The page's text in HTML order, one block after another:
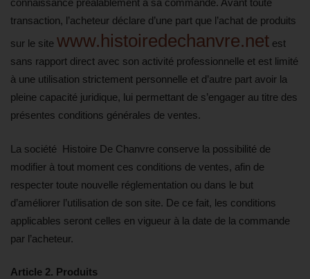
connaissance préalablement à sa commande. Avant toute
transaction, l’acheteur déclare d’une part que l’achat de produits
sur le site www.histoiredechanvre.net est
sans rapport direct avec son activité professionnelle et est limité
à une utilisation strictement personnelle et d’autre part avoir la
pleine capacité juridique, lui permettant de s’engager au titre des
présentes conditions générales de ventes.
La société Histoire De Chanvre conserve la possibilité de
modifier à tout moment ces conditions de ventes, afin de
respecter toute nouvelle réglementation ou dans le but
d’améliorer l’utilisation de son site. De ce fait, les conditions
applicables seront celles en vigueur à la date de la commande
par l’acheteur.
Article 2. Produits